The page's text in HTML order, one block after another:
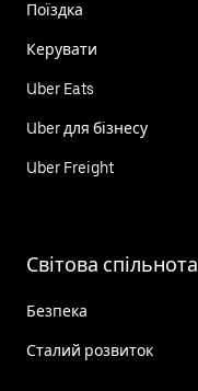
Поїздка
Керувати
Uber Eats
Uber для бізнесу
Uber Freight
Світова спільнота
Безпека
Сталий розвиток